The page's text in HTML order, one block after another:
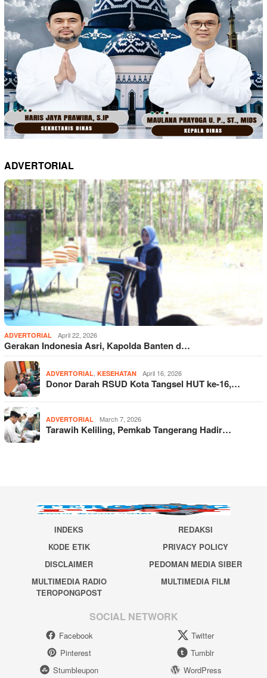
ADVERTORIAL
ADVERTORIAL April 22, 2026
Gerakan Indonesia Asri, Kapolda Banten d…
ADVERTORIAL KESEHATAN April 16, 2026
Donor Darah RSUD Kota Tangsel HUT ke-16,…
ADVERTORIAL March 7, 2026
Tarawih Keliling, Pemkab Tangerang Hadir…
INDEKS
REDAKSI
KODE ETIK
PRIVACY POLICY
DISCLAIMER
PEDOMAN MEDIA SIBER
MULTIMEDIA RADIO
TEROPONGPOST
MULTIMEDIA FILM
SOCIAL NETWORK
Facebook
Twitter
Pinterest
Tumblr
Stumbleupon
WordPress